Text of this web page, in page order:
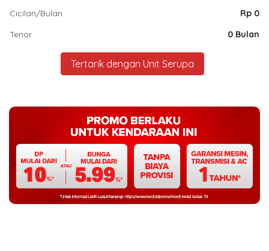
Cicilan/Bulan
Rp 0
Tenor
0 Bulan
Tertarik dengan Unit Serupa